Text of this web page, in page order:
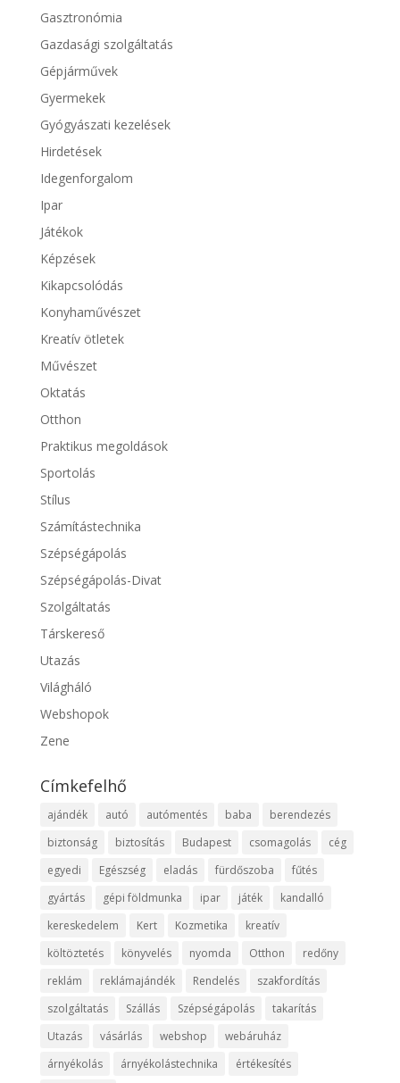
Gasztronómia
Gazdasági szolgáltatás
Gépjárművek
Gyermekek
Gyógyászati kezelések
Hirdetések
Idegenforgalom
Ipar
Játékok
Képzések
Kikapcsolódás
Konyhaművészet
Kreatív ötletek
Művészet
Oktatás
Otthon
Praktikus megoldások
Sportolás
Stílus
Számítástechnika
Szépségápolás
Szépségápolás-Divat
Szolgáltatás
Társkereső
Utazás
Világháló
Webshopok
Zene
Címkefelhő
ajándék autó autómentés baba
berendezés
biztonság
biztosítás Budapest csomagolás
cég
egyedi
Egészség eladás fürdőszoba
fűtés
gyártás
gépi földmunka ipar játék
kandalló
kereskedelem
Kert Kozmetika
kreatív
költöztetés
könyvelés nyomda Otthon
redőny
reklám
reklámajándék Rendelés
szakfordítás
szolgáltatás
Szállás Szépségápolás
takarítás
Utazás
vásárlás webshop
webáruház
árnyékolás
árnyékolástechnika értékesítés